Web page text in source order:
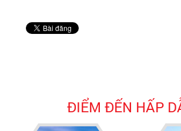
ĐIỂM ĐẾN HẤP